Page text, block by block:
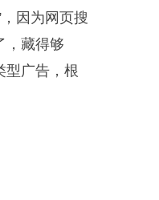
因为网页搜
，藏得够
型广告，根